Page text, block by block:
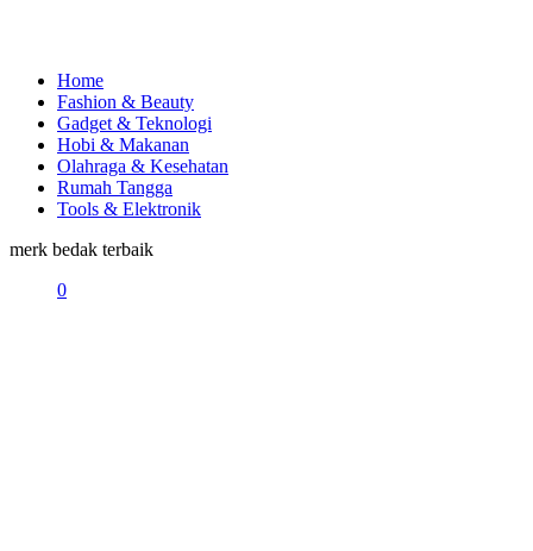
Home
Fashion & Beauty
Gadget & Teknologi
Hobi & Makanan
Olahraga & Kesehatan
Rumah Tangga
Tools & Elektronik
merk bedak terbaik
0